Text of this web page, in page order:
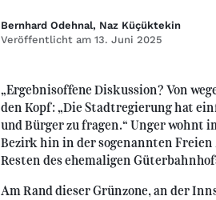
Bernhard Odehnal, Naz Küçüktekin
Veröffentlicht am 13. Juni 2025
„Ergebnisoffene Diskussion? Von
den Kopf: „Die Stadtregierung hat
und Bürger zu fragen.“ Unger wohnt
Bezirk hin in der sogenannten
Resten des ehemaligen
Am Rand dieser Grünzone, an der